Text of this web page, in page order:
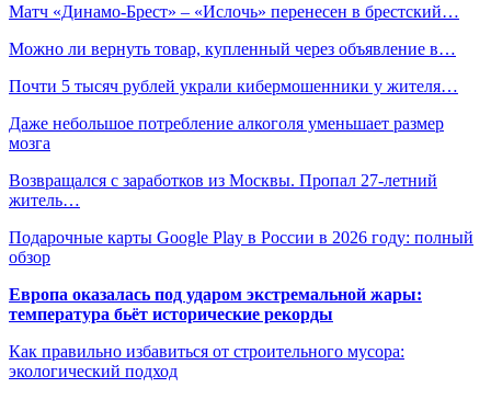
Матч «Динамо-Брест» – «Ислочь» перенесен в брестский…
Можно ли вернуть товар, купленный через объявление в…
Почти 5 тысяч рублей украли кибермошенники у жителя…
Даже небольшое потребление алкоголя уменьшает размер
мозга
Возвращался с заработков из Москвы. Пропал 27-летний
житель…
Подарочные карты Google Play в России в 2026 году: полный
обзор
Европа оказалась под ударом экстремальной жары:
температура бьёт исторические рекорды
Как правильно избавиться от строительного мусора:
экологический подход